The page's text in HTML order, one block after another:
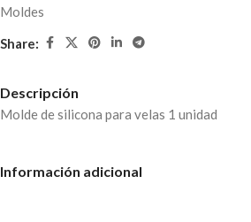
Moldes
Share:
Descripción
Molde de silicona para velas 1 unidad
Información adicional